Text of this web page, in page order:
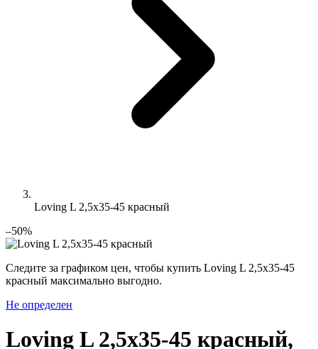
Loving L 2,5x35-45 красный
–50%
Следите за графиком цен, чтобы купить Loving L 2,5x35-45
красный максимально выгодно.
Не определен
Loving L 2,5x35-45 красный,